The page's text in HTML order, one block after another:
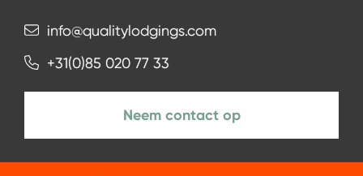
info@qualitylodgings.com
+31(0)85 020 77 33
Neem contact op